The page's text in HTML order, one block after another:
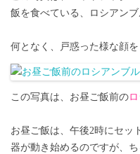
飯を食べている、ロシアン
何となく、戸惑った様な顔を
この写真は、お昼ご飯前の
お昼ご飯は、午後2時にセッ
器が動き始めるのですが、